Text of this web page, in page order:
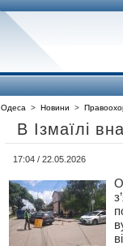
Одеса > Новини >
В Ізмаїлі
17:04 / 22.05.2026